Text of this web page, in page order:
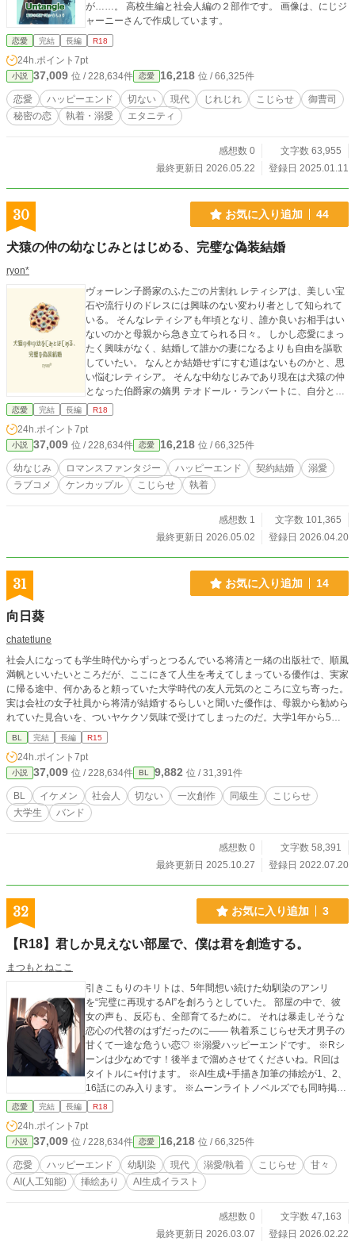
が……。 高校生編と社会人編の２部作です。 画像は、にじジ
ャーニーさんで作成しています。
恋愛 完結 長編 R18
24h.ポイント 7pt
小説 37,009 位 / 228,634件 恋愛 16,218 位 / 66,325件
恋愛 ハッピーエンド 切ない 現代 じれじれ こじらせ
御曹司
秘密の恋
執着・溺愛 エタニティ
感想数 0
文字数 63,955
最終更新日 2026.05.22
登録日 2025.01.11
30 お気に入り追加 44
犬猿の仲の幼なじみとはじめる、完璧な偽装結婚
ryon*
ヴォーレン子爵家のふたごの片割れ レティシアは、美しい宝
石や流行りのドレスには興味のない変わり者として知られて
いる。 そんなレティシアも年頃となり、誰か良いお相手はい
ないのかと母親から急き立てられる日々。 しかし恋愛にまっ
たく興味がなく、結婚して誰かの妻になるよりも自由を謳歌
していたい。 なんとか結婚せずにすむ道はないものかと、思
い悩むレティシア。 そんな中幼なじみであり現在は犬猿の仲
となった伯爵家の嫡男 テオドール・ランバートに、自分と偽
装結婚をしてみてはどうかと持ちかけられる。 早く結婚をと
に流されて、一年後に離婚することを条件にその提案を受け
入れるレティシア。 しかし実はテオドールは、長きにわたり
レティシアへの恋心をこじらせていて……！？ 一年で絶対に
別れたいレティシアと、なんとしても一年以内に彼女の心を
つかみたいテオドール。 ふたりのこじれにこじれた恋の決戦
マンスファンタジーTL作品。 エブリスタ様にて、トレンドラ
ンキング１位をいただきました。 ありがとうございました✨️
恋愛 完結 長編 R18
24h.ポイント 7pt
小説 37,009 位 / 228,634件 恋愛 16,218 位 / 66,325件
幼なじみ ロマンスファンタジー ハッピーエンド 契約結婚
溺愛
ラブコメ
ケンカップル こじらせ 執着
感想数 1
文字数 101,365
最終更新日 2026.05.02
登録日 2026.04.20
31 お気に入り追加 14
向日葵
chatetlune
社会人になっても学生時代からずっとつるんでいる将清と一緒の出版社で、順風
満帆といいたいところだが、ここにきて人生を考えてしまっている優作は、実家
に帰る途中、何かあると頼っていた大学時代の友人元気のところに立ち寄った。
実は会社の女子社員から将清が結婚するらしいと聞いた優作は、母親から勧めら
れていた見合いを、ついヤケクソ気味で受けてしまったのだ。大学1年から5年
以上の付き合いなのになかなか進展しないモテイケメン将清とこじらせ優作のエ
ピソード。
BL 完結 長編 R15
24h.ポイント 7pt
小説 37,009 位 / 228,634件 BL 9,882 位 / 31,391件
BL イケメン 社会人 切ない 一次創作 同級生
こじらせ
大学生
バンド
感想数 0
文字数 58,391
最終更新日 2025.10.27
登録日 2022.07.20
32 お気に入り追加 3
【R18】君しか見えない部屋で、僕は君を創造する。
まつもとねここ
引きこもりのキリトは、5年間想い続けた幼馴染のアンリ
を“完璧に再現するAI”を創ろうとしていた。 部屋の中で、彼
女の声も、反応も、全部育てるために。 それは暴走しそうな
恋心の代替のはずだったのに—— 執着系こじらせ天才男子の
甘くて一途な危うい恋♡ ※溺愛ハッピーエンドです。 ※Rシ
ーンは少なめです！後半まで溜めさせてくださいね。R回は
タイトルに⭐︎付けます。 ※AI生成+手描き加筆の挿絵が1、2、
16話にのみ入ります。 ※ムーンライトノベルズでも同時掲載
中です。 ※全16話完結済み。
恋愛 完結 長編 R18
24h.ポイント 7pt
小説 37,009 位 / 228,634件 恋愛 16,218 位 / 66,325件
恋愛 ハッピーエンド 幼馴染 現代 溺愛/執着 こじらせ
甘々
AI(人工知能)
挿絵あり AI生成イラスト
感想数 0
文字数 47,163
最終更新日 2026.03.07
登録日 2026.02.22